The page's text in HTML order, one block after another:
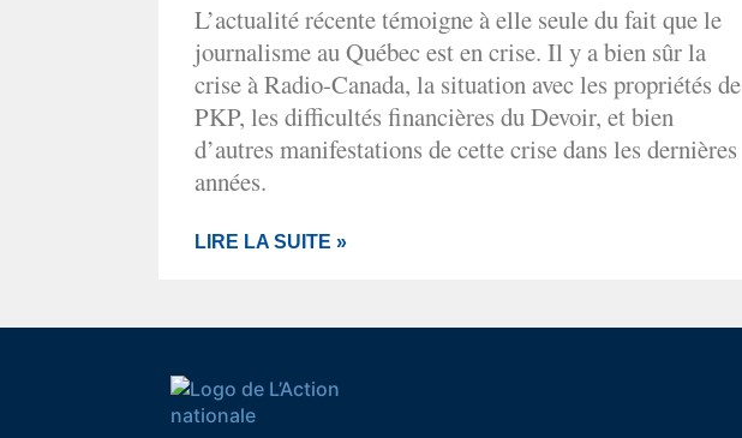
L’actualité récente témoigne à elle seule du fait que le
journalisme au Québec est en crise. Il y a bien sûr la
crise à Radio-Canada, la situation avec les propriétés de
PKP, les difficultés financières du Devoir, et bien
d’autres manifestations de cette crise dans les dernières
années.
LIRE LA SUITE »